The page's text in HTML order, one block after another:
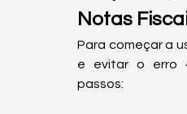
Notas
Para começar a
e evitar o erro